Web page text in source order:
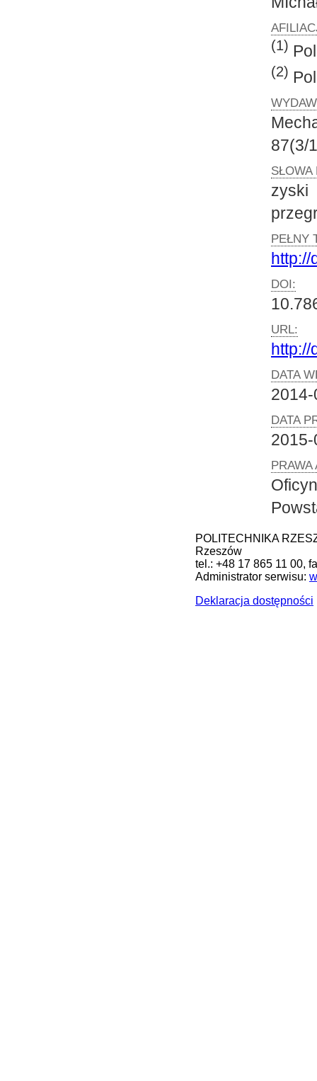
(1)
(2)
87(3/
SŁOWA
zyski
PEŁNY
http://
DOI:
URL:
http://
DATA
DATA
PRAWA
POLITECHNIKA
Rzeszów
tel.: +48 17 865 11 00,
Administrator serwisu:
Deklaracja dostępności